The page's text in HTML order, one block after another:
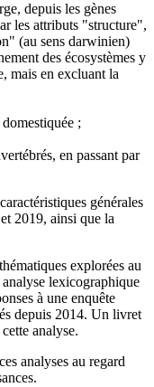
depuis les gènes
les attributs "structure",
(au sens darwinien)
des écosystèmes y
mais en excluant la
;
en passant par
générales
2019, ainsi que la
explorées au
lexicographique
à une enquête
depuis 2014. Un livret
analyse.
analyses au regard